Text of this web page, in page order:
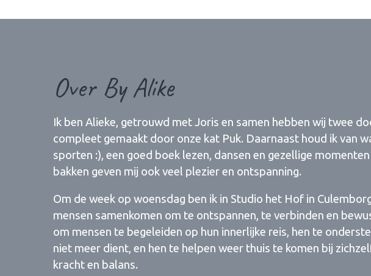
Over By Alike
Ik ben Alieke, getrouwd met Joris en samen hebben wij twee
compleet gemaakt door onze kat Puk. Daarnaast houd ik van
sporten :), een goed boek lezen, dansen en gezellige
bakken geven mij ook veel plezier en ontspanning.
Om de week op woensdag ben ik in Studio het Hof in
mensen samenkomen om te ontspannen, te verbinden en
om mensen te begeleiden op hun innerlijke reis, hen te
niet meer dient, en hen te helpen weer thuis te komen bij
kracht en balans.